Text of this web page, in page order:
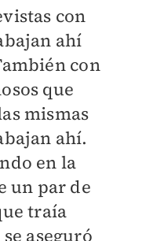
con
ahí
con
que
mismas
ahí.
en la
un par de
traía
aseguró